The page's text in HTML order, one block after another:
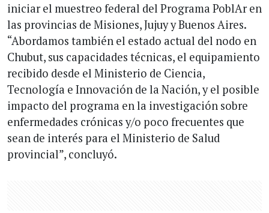
iniciar el muestreo federal del Programa PoblAr en
las provincias de Misiones, Jujuy y Buenos Aires.
“Abordamos también el estado actual del nodo en
Chubut, sus capacidades técnicas, el equipamiento
recibido desde el Ministerio de Ciencia,
Tecnología e Innovación de la Nación, y el posible
impacto del programa en la investigación sobre
enfermedades crónicas y/o poco frecuentes que
sean de interés para el Ministerio de Salud
provincial”, concluyó.